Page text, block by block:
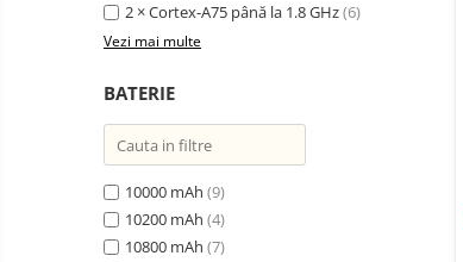
2 × Cortex-A75 până la 1.8 GHz(6)
Vezi mai multe
BATERIE
10000 mAh (9)
10200 mAh (4)
10800 mAh (7)